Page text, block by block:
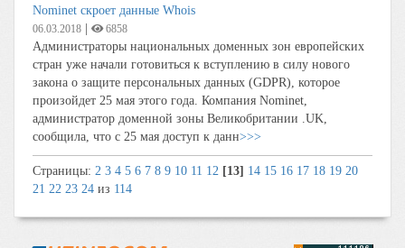
Nominet скроет данные Whois
06.03.2018 6858
Администраторы национальных доменных зон европейских
стран уже начали готовиться к вступлению в силу нового
закона о защите персональных данных (GDPR), которое
произойдет 25 мая этого года. Компания Nominet,
администратор доменной зоны Великобритании .UK,
сообщила, что с 25 мая доступ к данн>>>
Страницы: 2 3 4 5 6 7 8 9 10 11 12 [13] 14 15 16 17 18 19 20
21 22 23 24 из 114